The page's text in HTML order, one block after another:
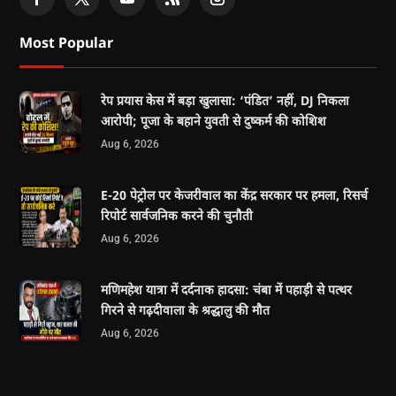
Most Popular
रेप प्रयास केस में बड़ा खुलासा: ‘पंडित’ नहीं, DJ निकला
आरोपी; पूजा के बहाने युवती से दुष्कर्म की कोशिश
Aug 6, 2026
E-20 पेट्रोल पर केजरीवाल का केंद्र सरकार पर हमला, रिसर्च
रिपोर्ट सार्वजनिक करने की चुनौती
Aug 6, 2026
मणिमहेश यात्रा में दर्दनाक हादसा: चंबा में पहाड़ी से पत्थर
गिरने से गढ़दीवाला के श्रद्धालु की मौत
Aug 6, 2026